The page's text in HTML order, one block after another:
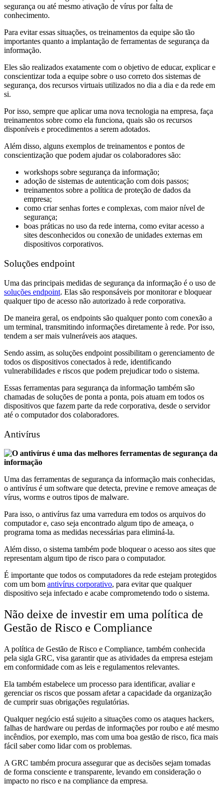
segurança ou até mesmo ativação de vírus por falta de
conhecimento.
Para evitar essas situações, os treinamentos da equipe são tão
importantes quanto a implantação de ferramentas de segurança da
informação.
Eles são realizados exatamente com o objetivo de educar, explicar e
conscientizar toda a equipe sobre o uso correto dos sistemas de
segurança, dos recursos virtuais utilizados no dia a dia e da rede em
si.
Por isso, sempre que aplicar uma nova tecnologia na empresa, faça
treinamentos sobre como ela funciona, quais são os recursos
disponíveis e procedimentos a serem adotados.
Além disso, alguns exemplos de treinamentos e pontos de
conscientização que podem ajudar os colaboradores são:
workshops sobre segurança da informação;
adoção de sistemas de autenticação com dois passos;
treinamentos sobre a política de proteção de dados da
empresa;
como criar senhas fortes e complexas, com maior nível de
segurança;
boas práticas no uso da rede interna, como evitar acesso a
sites desconhecidos ou conexão de unidades externas em
dispositivos corporativos.
Soluções endpoint
Uma das principais medidas de segurança da informação é o uso de
soluções endpoint. Elas são responsáveis por monitorar e bloquear
qualquer tipo de acesso não autorizado à rede corporativa.
De maneira geral, os endpoints são qualquer ponto com conexão a
um terminal, transmitindo informações diretamente à rede. Por isso,
tendem a ser mais vulneráveis aos ataques.
Sendo assim, as soluções endpoint possibilitam o gerenciamento de
todos os dispositivos conectados à rede, identificando
vulnerabilidades e riscos que podem prejudicar todo o sistema.
Essas ferramentas para segurança da informação também são
chamadas de soluções de ponta a ponta, pois atuam em todos os
dispositivos que fazem parte da rede corporativa, desde o servidor
até o computador dos colaboradores.
Antivírus
Uma das ferramentas de segurança da informação mais conhecidas,
o antivírus é um software que detecta, previne e remove ameaças de
vírus, worms e outros tipos de malware.
Para isso, o antivírus faz uma varredura em todos os arquivos do
computador e, caso seja encontrado algum tipo de ameaça, o
programa toma as medidas necessárias para eliminá-la.
Além disso, o sistema também pode bloquear o acesso aos sites que
representam algum tipo de risco para o computador.
É importante que todos os computadores da rede estejam protegidos
com um bom antivírus corporativo, para evitar que qualquer
dispositivo seja infectado e acabe comprometendo todo o sistema.
Não deixe de investir em uma política de
Gestão de Risco e Compliance
A política de Gestão de Risco e Compliance, também conhecida
pela sigla GRC, visa garantir que as atividades da empresa estejam
em conformidade com as leis e regulamentos relevantes.
Ela também estabelece um processo para identificar, avaliar e
gerenciar os riscos que possam afetar a capacidade da organização
de cumprir suas obrigações regulatórias.
Qualquer negócio está sujeito a situações como os ataques hackers,
falhas de hardware ou perdas de informações por roubo e até mesmo
incêndios, por exemplo, mas com uma boa gestão de risco, fica mais
fácil saber como lidar com os problemas.
A GRC também procura assegurar que as decisões sejam tomadas
de forma consciente e transparente, levando em consideração o
impacto no risco e na compliance da empresa.